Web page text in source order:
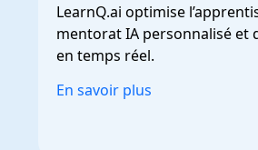
LearnQ.ai optimise
mentorat IA personnalisé et
en temps réel.
En savoir plus